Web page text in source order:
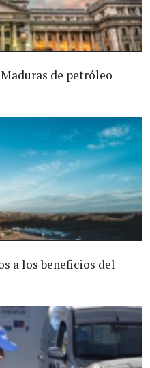
de petróleo
a los beneficios del